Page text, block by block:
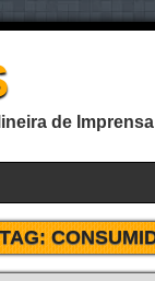
de Imprensa